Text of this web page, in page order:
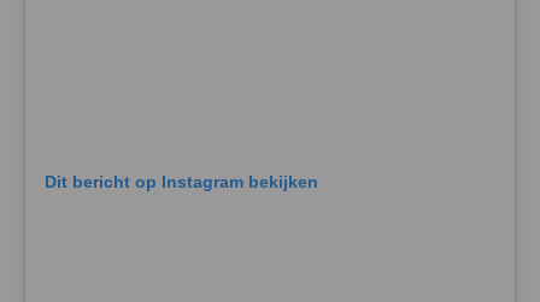
Dit bericht op Instagram bekijken